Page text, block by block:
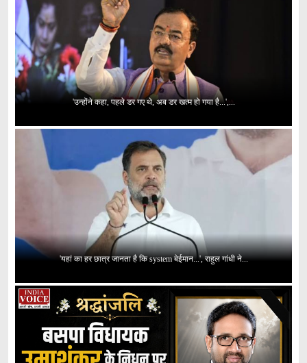
'उन्होंने कहा, पहले डर गए थे, अब डर खत्म हो गया है...',...
'यहां का हर छात्र जानता है कि system बेईमान...', राहुल गांधी ने...